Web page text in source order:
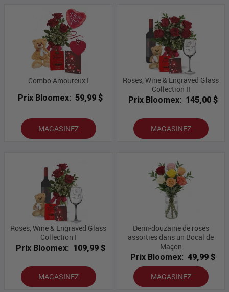
Combo Amoureux I
Prix Bloomex: 59,99 $
MAGASINEZ
Roses, Wine & Engraved Glass
Collection II
Prix Bloomex: 145,00 $
MAGASINEZ
Roses, Wine & Engraved Glass
Collection I
Prix Bloomex: 109,99 $
MAGASINEZ
Demi-douzaine de roses
assorties dans un Bocal de
Maçon
Prix Bloomex: 49,99 $
MAGASINEZ